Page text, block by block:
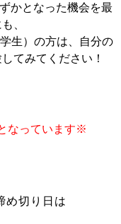
かとなった機会を最
、
生）の方は、自分の
てみてください！
なっています※
め切り日は